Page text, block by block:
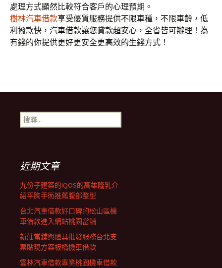
處理方式顯然比較符合客戶的心理預期。
樹林汽車借款享受優質服務提供不限車種，不限車齡，低
利撥款快，汽車借款讓您貸款超安心，全省皆可辦理！為
有錢的你提供更好更安全更高效的生錢方式！
搜
尋
近期文章
九份子建案的IQOS的高雄隆乳介
紹平胸手術推薦腹部整型
台北汽車借款好口碑的松山區機
車借款進入網站桃園當舖
新莊當鋪與燈具批發服務台北支
票貼現方案板橋機車借款
雲林汽車借款專業桃園機車借款